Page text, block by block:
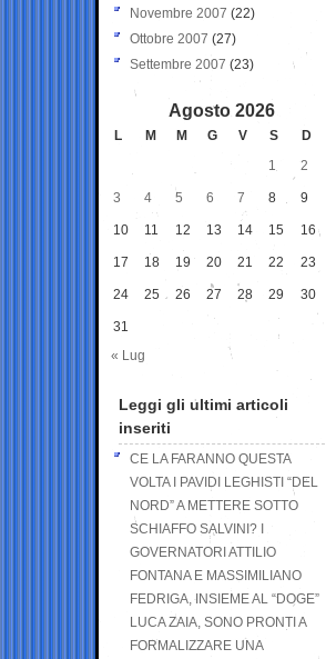
Novembre 2007 (22)
Ottobre 2007 (27)
Settembre 2007 (23)
Agosto 2026
L M M G V S
D
1
2
3 4 5 6 7 8 9
10 11 12 13 14 15 16
17 18 19 20 21 22 23
24 25 26 27 28 29 30
31
« Lug
Leggi gli ultimi articoli
inseriti
CE LA FARANNO QUESTA
VOLTA I PAVIDI LEGHISTI “DEL
NORD” A METTERE SOTTO
SCHIAFFO SALVINI? I
GOVERNATORI ATTILIO
FONTANA E MASSIMILIANO
FEDRIGA, INSIEME AL “DOGE”
LUCA ZAIA, SONO PRONTI A
FORMALIZZARE UNA